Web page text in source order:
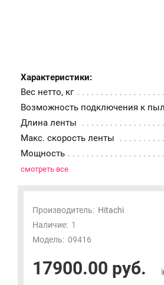
Характеристики:
Вес нетто, кг
Возможность подключения к
Длина ленты
Макс. скорость ленты
Мощность
смотреть все
Производитель: Hitachi
Наличие: 1
Модель: 09416
17900.00 руб.